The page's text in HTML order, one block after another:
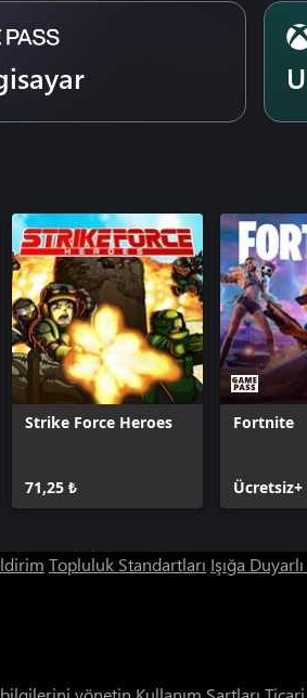
Strike Force Heroes
71,25 ₺
Fortnite
Ücretsiz+
Topluluk Standartları Işığa